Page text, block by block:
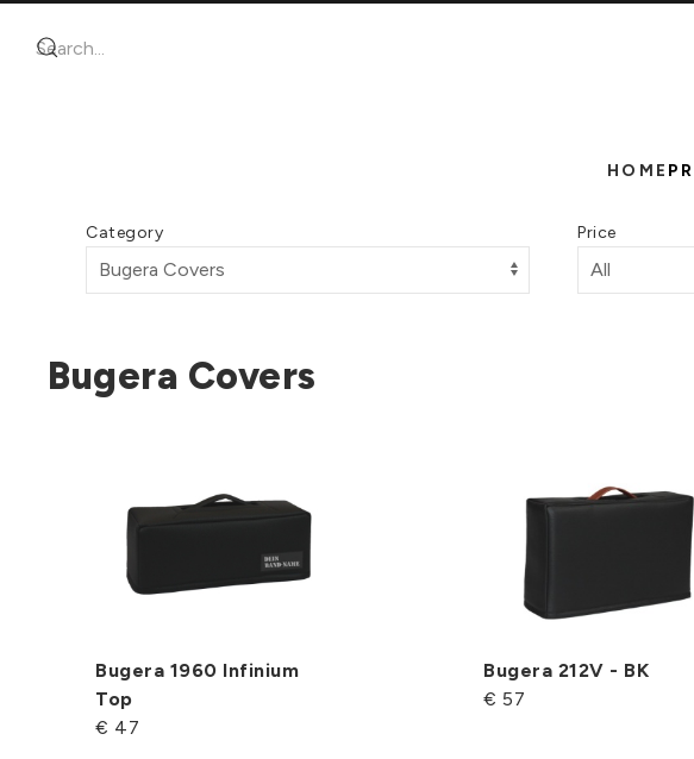
HOME
Category Price
Bugera Covers
Bugera 1960 Infinium
Top
€ 47
Bugera 212V - BK
€ 57